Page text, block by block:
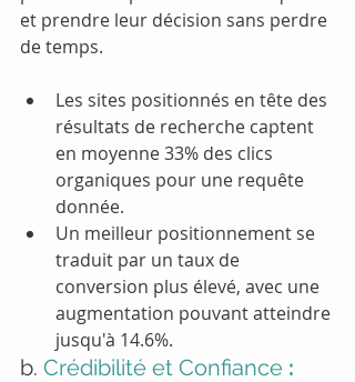
et prendre leur décision sans perdre
de temps.
Les sites positionnés en tête des
résultats de recherche captent
en moyenne 33% des clics
organiques pour une requête
donnée.
Un meilleur positionnement se
traduit par un taux de
conversion plus élevé, avec une
augmentation pouvant atteindre
jusqu'à 14.6%.
b. Crédibilité et Confiance :